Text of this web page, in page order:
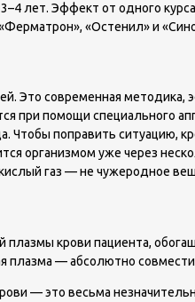
лет. Эффект от одного
«Остенил» и
Это современная
при помощи специального
Чтобы поправить ситуацию,
организмом уже через
газ — не чужеродное
крови пациента,
плазма — абсолютно
— это весьма